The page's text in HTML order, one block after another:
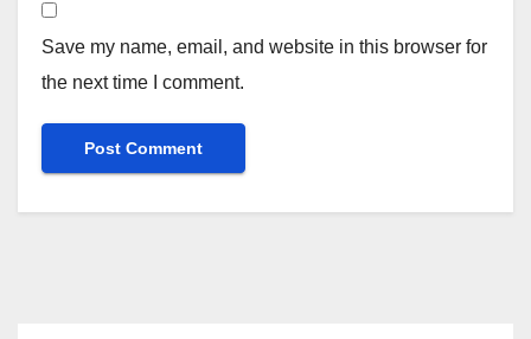
Save my name, email, and website in this browser for
the next time I comment.